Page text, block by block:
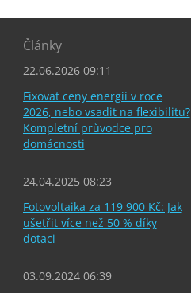
Články
22.06.2026 09:11
Fixovat ceny energií v roce
2026, nebo vsadit na flexibilitu?
Kompletní průvodce pro
domácnosti
24.04.2025 08:23
Fotovoltaika za 119 900 Kč: Jak
ušetřit více než 50 % díky
dotaci
03.09.2024 06:39